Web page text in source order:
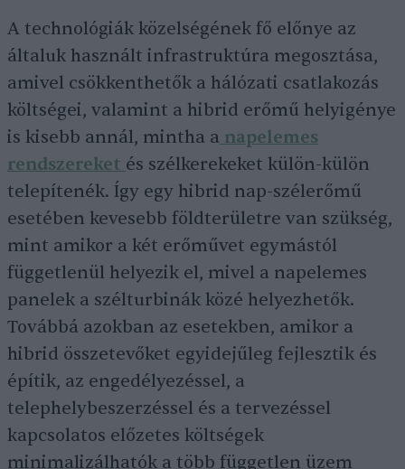
A technológiák közelségének fő előnye az
általuk használt infrastruktúra megosztása,
amivel csökkenthetők a hálózati csatlakozás
költségei, valamint a hibrid erőmű helyigénye
is kisebb annál, mintha a napelemes
rendszereket és szélkerekeket külön-külön
telepítenék. Így egy hibrid nap-szélerőmű
esetében kevesebb földterületre van szükség,
mint amikor a két erőművet egymástól
függetlenül helyezik el, mivel a napelemes
panelek a szélturbinák közé helyezhetők.
Továbbá azokban az esetekben, amikor a
hibrid összetevőket egyidejűleg fejlesztik és
építik, az engedélyezéssel, a
telephelybeszerzéssel és a tervezéssel
kapcsolatos előzetes költségek
minimalizálhatók a több független üzem